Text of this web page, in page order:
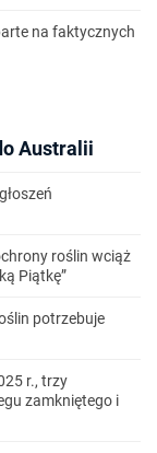
na faktycznych
Australii
roślin wciąż
Piątkę”
potrzebuje
r., trzy
zamkniętego i